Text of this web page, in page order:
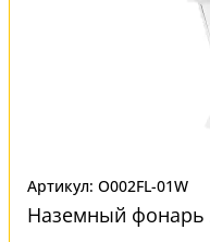
Артикул: O002FL-01W
Наземный фонарь